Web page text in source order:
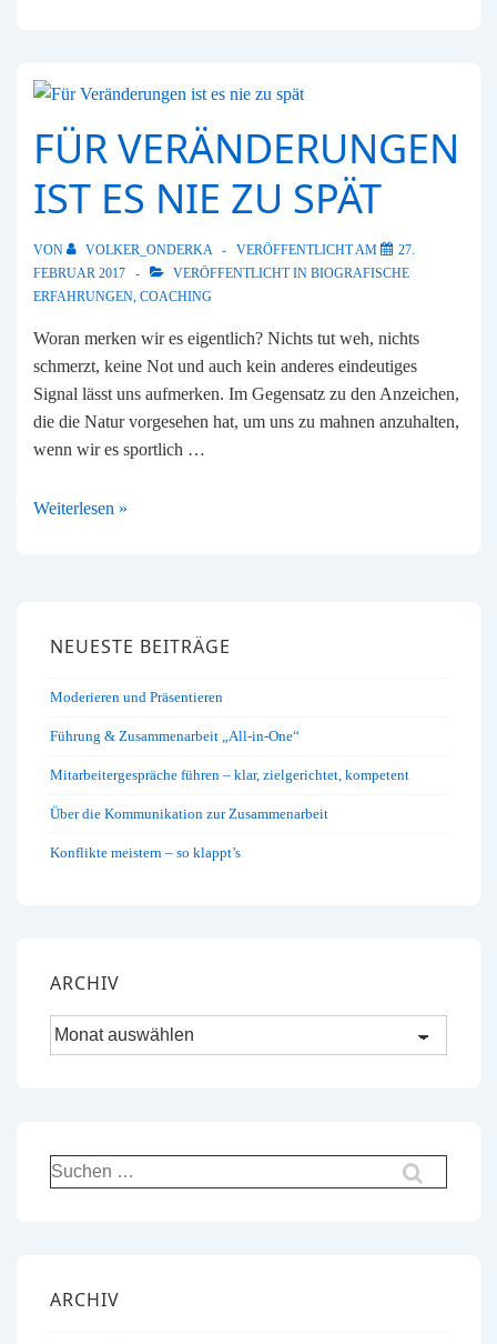
FÜR VERÄNDERUNGEN
IST ES NIE ZU SPÄT
VON VOLKER_ONDERKA VERÖFFENTLICHT AM
27.
FEBRUAR 2017
VERÖFFENTLICHT IN BIOGRAFISCHE
ERFAHRUNGEN, COACHING
Woran merken wir es eigentlich? Nichts tut weh, nichts
schmerzt, keine Not und auch kein anderes eindeutiges
Signal lässt uns aufmerken. Im Gegensatz zu den Anzeichen,
die die Natur vorgesehen hat, um uns zu mahnen anzuhalten,
wenn wir es sportlich …
Für
Weiterlesen »
NEUESTE BEITRÄGE
Moderieren und Präsentieren
Führung & Zusammenarbeit „All-in-One“
Mitarbeitergespräche führen – klar, zielgerichtet, kompetent
Über die Kommunikation zur Zusammenarbeit
Konflikte meistern – so klappt’s
ARCHIV
Archiv
Suchen
nach:
ARCHIV